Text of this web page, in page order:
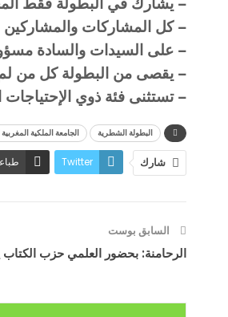
– يشارك في البطولة فقط
– كل المشاركات والمشاركين
– على السيدات والسادة
– يقصى من البطولة كل من لم
– تستثنى فئة ذوي الإحتياجات
البطولة الشطرية الجامعة الملكية
شارك Twitter
السابق بوست
الرحامنة: بحضور العلمي حزب الكتاب